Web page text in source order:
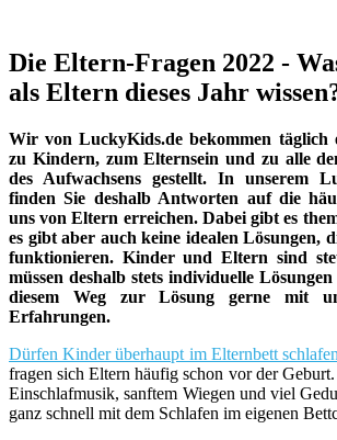
Die Eltern-Fragen 2022 -
als Eltern dieses Jahr
Wir von LuckyKids.de bekommen täglich
zu Kindern, zum Elternsein und zu alle
des Aufwachsens gestellt. In unserem
finden Sie deshalb Antworten auf die
uns von Eltern erreichen. Dabei gibt es
es gibt aber auch keine idealen Lösungen,
funktionieren. Kinder und Eltern sind
müssen deshalb stets individuelle
diesem Weg zur Lösung gerne mit
Erfahrungen.
Dürfen Kinder überhaupt im Elternbett
fragen sich Eltern häufig schon vor der
Einschlafmusik, sanftem Wiegen und viel
ganz schnell mit dem Schlafen im eigenen